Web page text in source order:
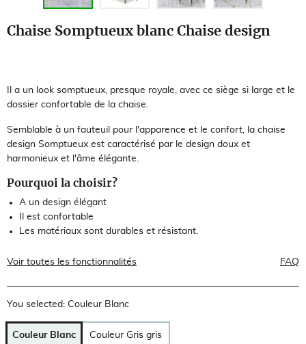
Chaise Somptueux blanc Chaise design
Il a un look somptueux, presque royale, avec ce siège si large et le
dossier confortable de la chaise.
Semblable à un fauteuil pour l'apparence et le confort, la chaise
design Somptueux est caractérisé par le design doux et
harmonieux et l'âme élégante.
Pourquoi la choisir?
A un design élégant
Il est confortable
Les matériaux sont durables et résistant.
Voir toutes les fonctionnalités FAQ
You selected: Couleur Blanc
Couleur Blanc
Couleur Gris gris